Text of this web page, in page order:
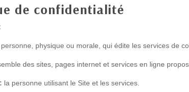
de confidentialité
personne, physique ou morale, qui édite les services de
des sites, pages internet et services en ligne
la personne utilisant le Site et les services.